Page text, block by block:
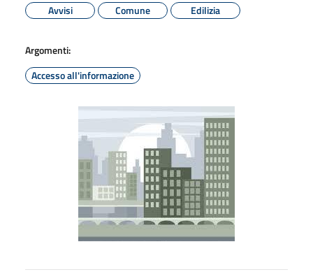
Avvisi
Comune Edilizia
Argomenti:
Accesso all'informazione